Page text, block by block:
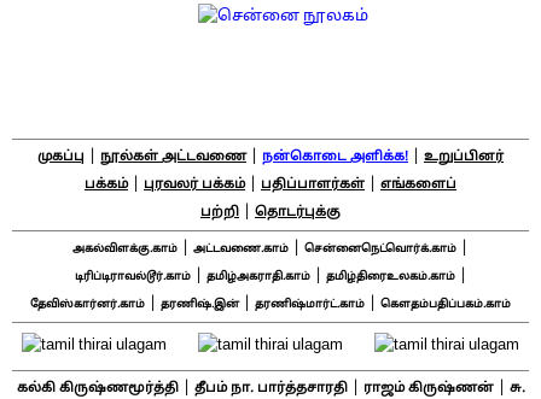
முகப்பு நூல்கள் அட்டவணை| நன்கொடை அளிக்க!
உறுப்பினர்
பக்கம்| புரவலர் பக்கம்| பதிப்பாளர்கள்
எங்களைப்
பற்றி
தொடர்புக்கு
அகல்விளக்கு.காம் அட்டவணை.காம் சென்னைநெட்வொர்க்.காம்
டிரிப்டிராவல்டூர்.காம்| தமிழ்அகராதி.காம்| தமிழ்திரைஉலகம்.காம்|
தேவிஸ்கார்னர்.காம் தரணிஷ்.இன்| தரணிஷ்மார்ட்.காம் கௌதம்பதிப்பகம்.காம்
கல்கி கிருஷ்ணமூர்த்தி| தீபம் நா. பார்த்தசாரதி| ராஜம் கிருஷ்ணன்|
சு.